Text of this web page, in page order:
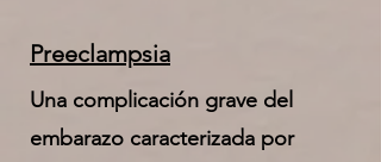
Preeclampsia
Una complicación grave del
embarazo caracterizada por